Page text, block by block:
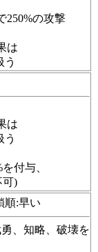
250%の攻撃
は
う
は
う
付与、
可)
順:早い
、知略、破壊を